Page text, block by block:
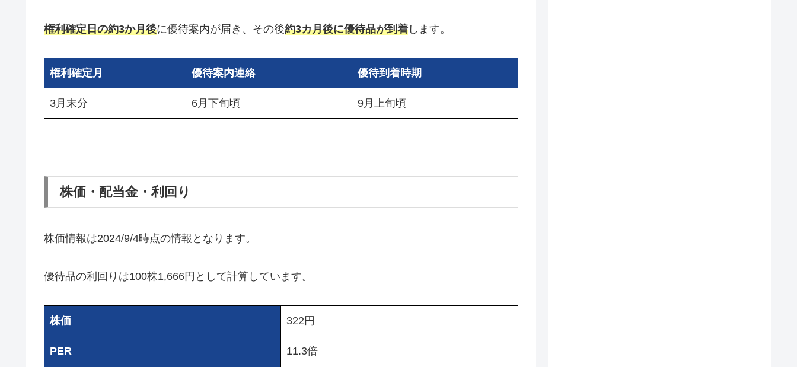
権利確定日の約3か月後に優待案内が届き、その後約3カ月後に優待品が到着 します。
権利確定月 優待案内連絡 優待到着時期
3月末分 6月下旬頃 9月上旬頃
株価・配当金・利回り
株価情報は2024/9/4時点の情報となります。
優待品の利回りは100株1,666円として計算しています。
株価 322円
PER 11.3倍